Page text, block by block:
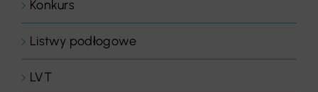
Konkurs
Listwy podłogowe
LVT